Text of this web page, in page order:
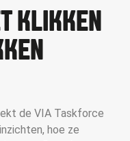
KLIKKEN
de VIA Taskforce
hoe ze